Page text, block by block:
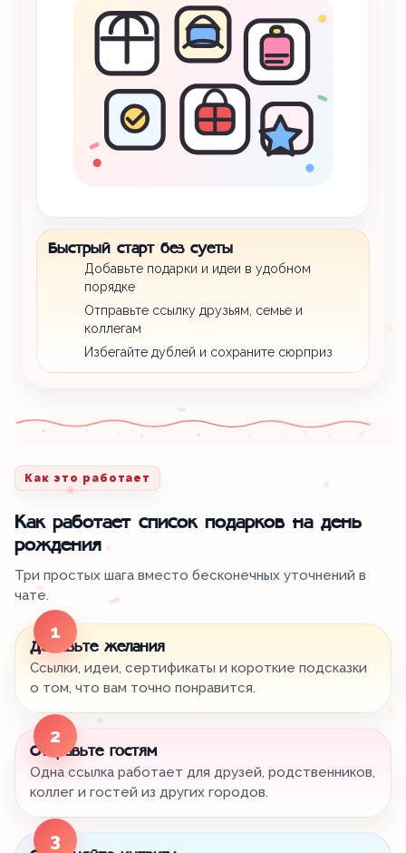
Быстрый старт без суеты
Добавьте подарки и идеи в удобном
порядке
Отправьте ссылку друзьям, семье и
коллегам
Избегайте дублей и сохраните сюрприз
Как это работает
Как работает список подарков на день
рождения
Три простых шага вместо бесконечных уточнений в
чате.
1
Добавьте желания
Ссылки, идеи, сертификаты и короткие подсказки
о том, что вам точно понравится.
2
Отправьте гостям
Одна ссылка работает для друзей, родственников,
коллег и гостей из других городов.
3